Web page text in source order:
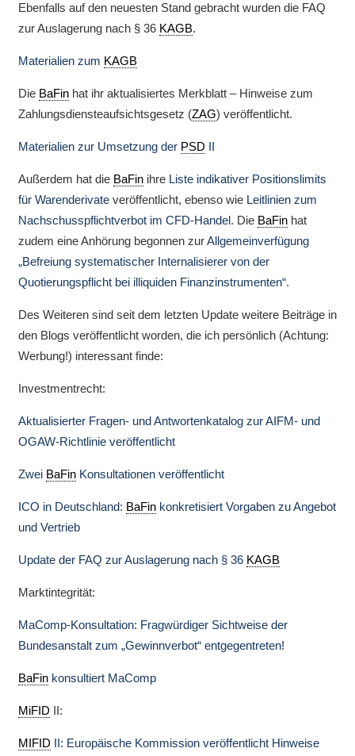
Ebenfalls auf den neuesten Stand gebracht wurden die FAQ
zur Auslagerung nach § 36 KAGB.
Materialien zum KAGB
Die BaFinhat ihr aktualisiertes Merkblatt – Hinweise zum
Zahlungsdiensteaufsichtsgesetz (ZAG) veröffentlicht.
Materialien zur Umsetzung der PSD
Außerdem hat die BaFinihre Liste indikativer Positionslimits
für Warenderivateveröffentlicht, ebenso wie Leitlinien zum
Nachschusspflichtverbot im CFD-Handel . Die BaFinhat
zudem eine Anhörung begonnen zurAllgemeinverfügung
„Befreiung systematischer Internalisierer von der
Quotierungspflicht bei illiquiden Finanzinstrumenten“.
Des Weiteren sind seit dem letzten Update weitere Beiträge in
den Blogs veröffentlicht worden, die ich persönlich (Achtung:
Werbung!) interessant finde:
Investmentrecht:
Aktualisierter Fragen- und Antwortenkatalog zur AIFM- und
OGAW-Richtlinie veröffentlicht
Zwei BaFinKonsultationen veröffentlicht
ICO in Deutschland: BaFinkonkretisiert Vorgaben zu Angebot
und Vertrieb
Update der FAQ zur Auslagerung nach § 36 KAGB
Marktintegrität:
MaComp-Konsultation: Fragwürdiger Sichtweise der
Bundesanstalt zum „Gewinnverbot“ entgegentreten!
BaFinkonsultiert MaComp
MiFID II:
MIFID II: Europäische Kommission veröffentlicht Hinweise